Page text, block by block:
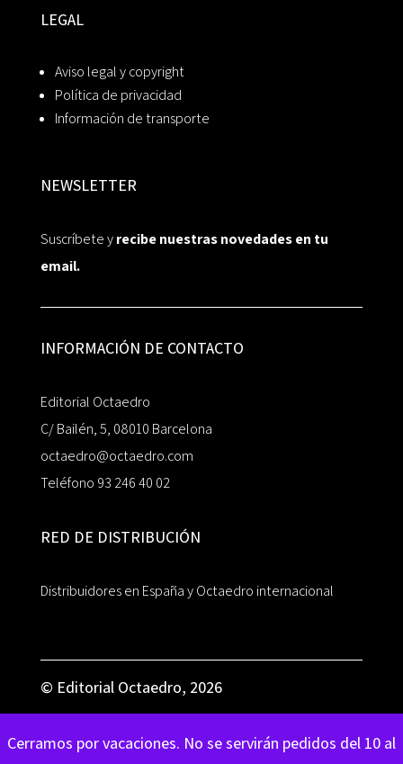
Cerramos por vacaciones. No se servirán pedidos del 10 al
LEGAL
Aviso legal y copyright
Política de privacidad
Información de transporte
NEWSLETTER
Suscríbete yrecibe nuestras novedades en tu
email.
INFORMACIÓN DE CONTACTO
Editorial Octaedro
C/ Bailén, 5, 08010 Barcelona
octaedro@octaedro.com
Teléfono 93 246 40 02
RED DE DISTRIBUCIÓN
Distribuidores en España y Octaedro internacional
© Editorial Octaedro, 2026